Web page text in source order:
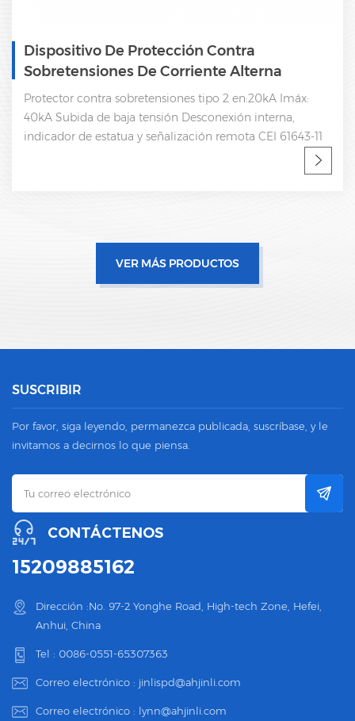
Dispositivo De Protección Contra
Sobretensiones De CA Trifásico Tipo 2 SPD
175V
Protector contra sobretensiones tipo 2, Uc=175V, 4 polos
ac spd, protector contra sobretensiones 40ka en:20kA
Imáx: 40kA Subida de baja tensión Desconexión interna,
indicador de estatua y señalización remota CEI 61643-11
VER MÁS PRODUCTOS
SUSCRIBIR
Por favor, siga leyendo, permanezca publicada, suscríbase, y le
invitamos a decirnos lo que piensa.
CONTÁCTENOS
15209885162
Dirección :No. 97-2 Yonghe Road, High-tech Zone, Hefei,
Anhui, China
Tel : 0086-0551-65307363
Correo electrónico : jinlispd@ahjinli.com
Correo electrónico : lynn@ahjinli.com